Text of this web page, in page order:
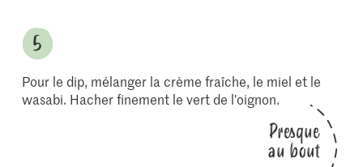
Pour le dip, mélanger la crème fraîche, le miel et le
wasabi. Hacher finement le vert de l'oignon.
Presque
au bout